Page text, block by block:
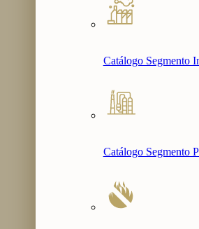
Catálogo Segmento
Catálogo Segmento